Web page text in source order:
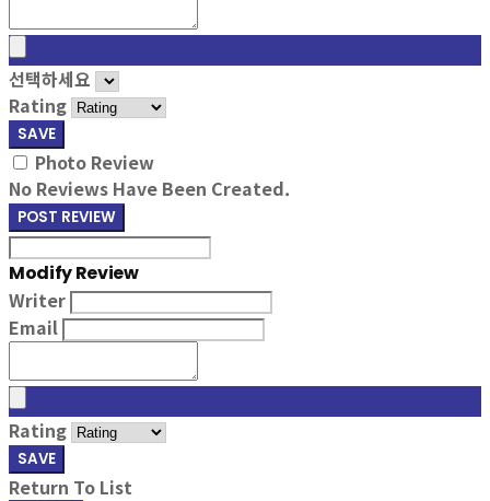
선택하세요
Rating
SAVE
Photo Review
No Reviews Have Been Created.
POST REVIEW
Modify Review
Writer
Email
Rating
SAVE
Return To List